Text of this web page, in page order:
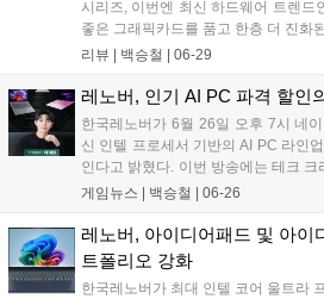
시리즈, 이번엔 최신 하드웨어 트렌드
좋은 그래픽카드를 품고 한층 더 진화
버 리전 7i'는 인텔의 최신 코어 울트라
륭한 사양도 돋보이지만, 게이밍 노트
리뷰 | 백승철 | 06-29
레노버, 인기 AI PC 파격 할인
한국레노버가 6월 26일 오후 7시 네
신 인텔 프로세서 기반의 AI PC 라인
인다고 밝혔다. 이번 방송에는 테크
엄 AI 노트북 '요가 슬림 7i 울트라 아
게임뉴스 | 백승철 | 06-26
레노버, 아이디어패드 및 아이
트폴리오 강화
한국레노버가 최대 인텔 코어 울트라